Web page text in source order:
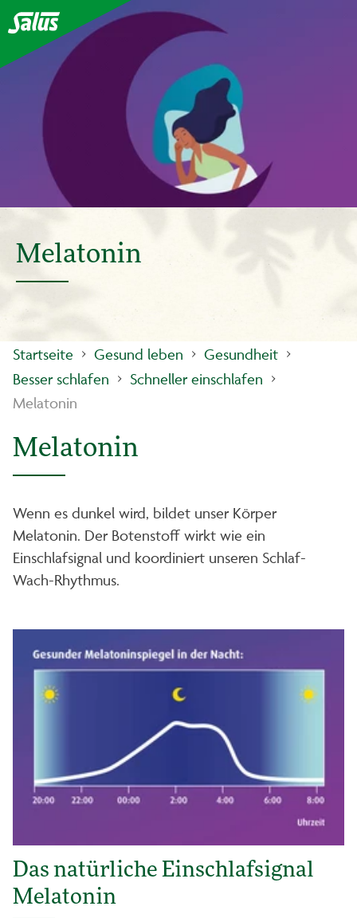
Melatonin
Startseite Gesund leben
Gesundheit
Besser schlafen
Schneller einschlafen
Melatonin
Melatonin
Wenn es dunkel wird, bildet unser Körper
Melatonin. Der Botenstoff wirkt wie ein
Einschlafsignal und koordiniert unseren Schlaf-
Wach-Rhythmus.
Das natürliche Einschlafsignal
Melatonin